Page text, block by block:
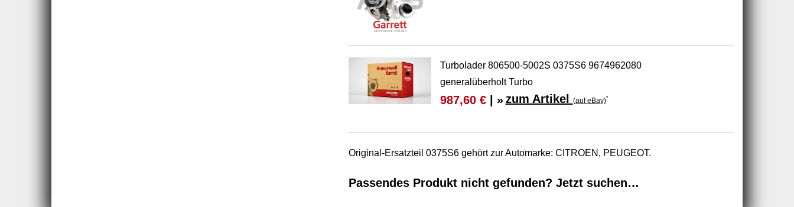
Turbolader 806500-5002S 0375S6 9674962080
generalüberholt Turbo
987,60 €| » zum Artikel (auf eBay)*
Original-Ersatzteil 0375S6 gehört zur Automarke: CITROEN, PEUGEOT.
Passendes Produkt nicht gefunden? Jetzt suchen…